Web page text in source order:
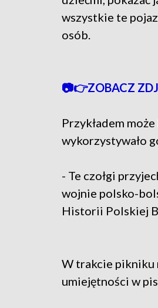
wszystkie te
osób.
📷👉ZOBACZ
Przykładem
wykorzystywało
- Te czołgi
wojnie polsko-
Historii Polskiej
W trakcie pikniku
umiejętności w